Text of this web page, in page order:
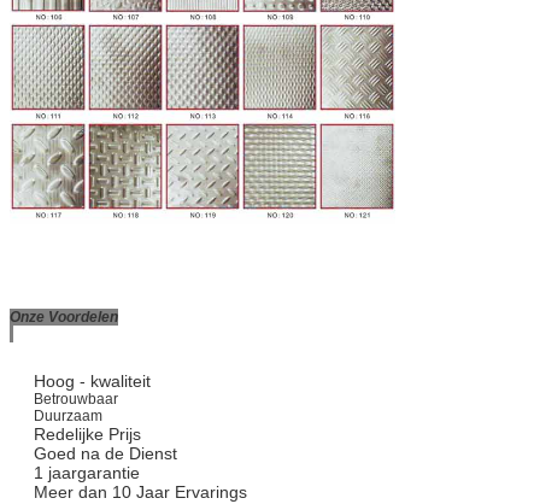
Onze Voordelen
Hoog - kwaliteit
Betrouwbaar
Duurzaam
Redelijke Prijs
Goed na de Dienst
1 jaargarantie
Meer dan 10 Jaar Ervarings